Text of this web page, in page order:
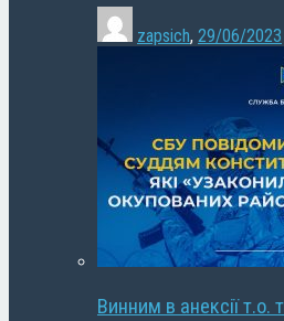
zapsich, 29/06/2023
Винним в анексії т.о.